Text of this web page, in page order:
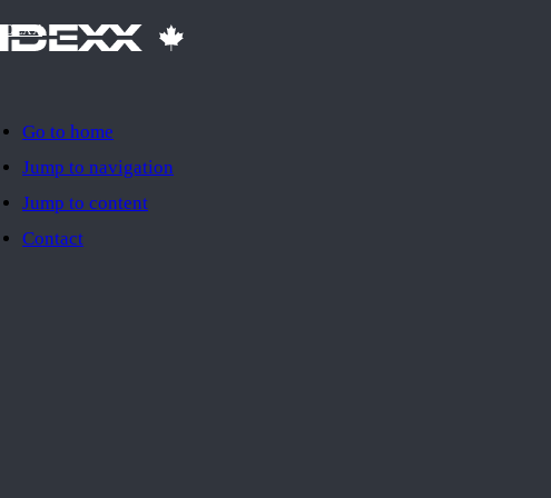
Go to home
Jump to navigation
Jump to content
Contact
IDEXX